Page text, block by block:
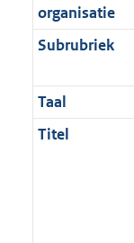
organisatie
Subrubriek
Taal
Titel